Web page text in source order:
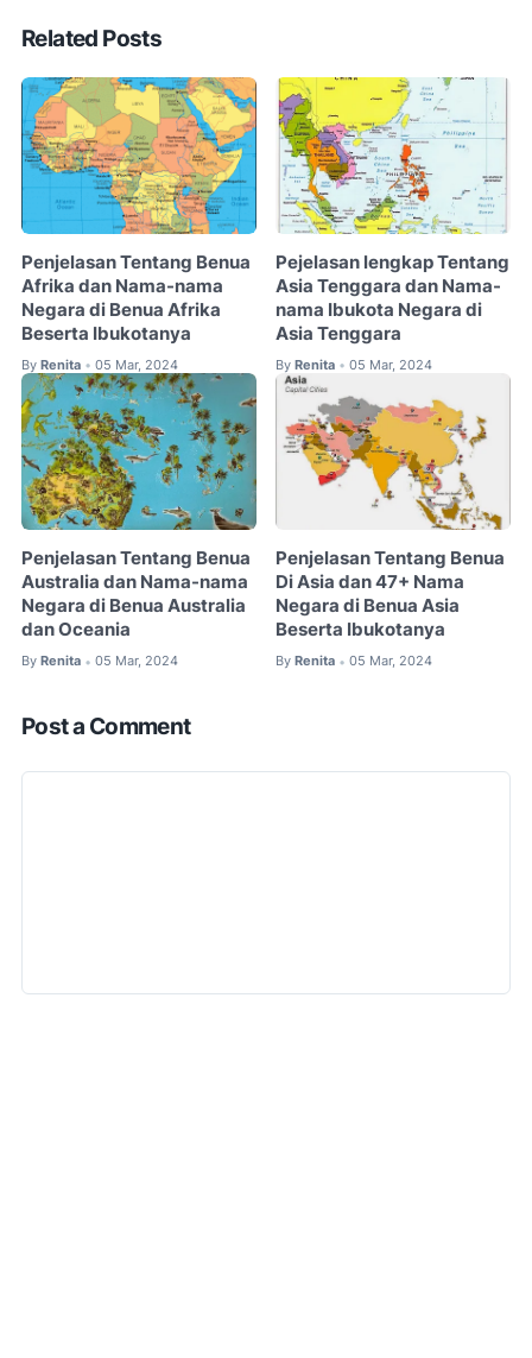
Related Posts
Penjelasan Tentang Benua
Afrika dan Nama-nama
Negara di Benua Afrika
Beserta Ibukotanya
By Renita • 05 Mar, 2024
Pejelasan lengkap Tentang
Asia Tenggara dan Nama-
nama Ibukota Negara di
Asia Tenggara
By Renita • 05 Mar, 2024
Penjelasan Tentang Benua
Australia dan Nama-nama
Negara di Benua Australia
dan Oceania
By Renita • 05 Mar, 2024
Penjelasan Tentang Benua
Di Asia dan 47+ Nama
Negara di Benua Asia
Beserta Ibukotanya
By Renita • 05 Mar, 2024
Post a Comment